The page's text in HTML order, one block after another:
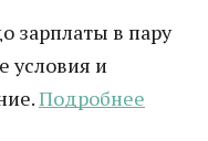
зарплаты в пару
условия и
Подробнее